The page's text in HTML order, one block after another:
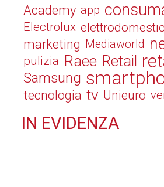
Academy app
Electrolux
marketing Mediaworld
pulizia Raee Retail
Samsung
tecnologia tv Unieuro
IN EVIDENZA